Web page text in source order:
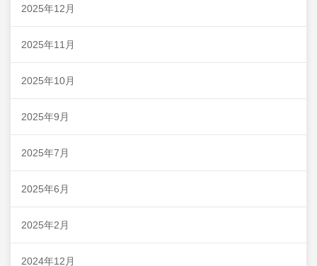
2025年12月
2025年11月
2025年10月
2025年9月
2025年7月
2025年6月
2025年2月
2024年12月